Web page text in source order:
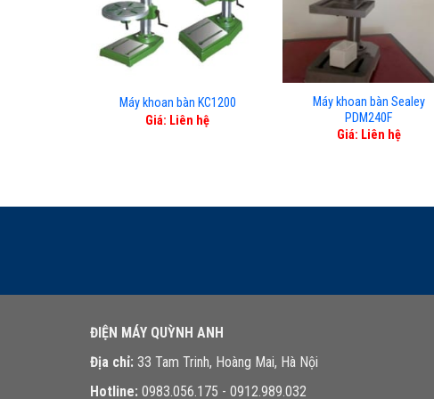
Máy khoan bàn KC1200
Giá: Liên hệ
Máy khoan bàn Sealey
PDM240F
Giá: Liên hệ
ĐIỆN MÁY QUỲNH ANH
Địa chỉ: 33 Tam Trinh, Hoàng Mai, Hà Nội
Hotline: 0983.056.175 - 0912.989.032